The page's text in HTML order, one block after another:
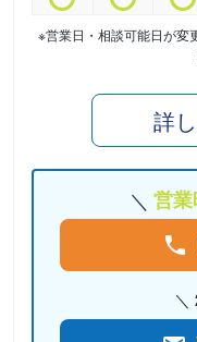
※営業日・相談可能日が変
詳
営